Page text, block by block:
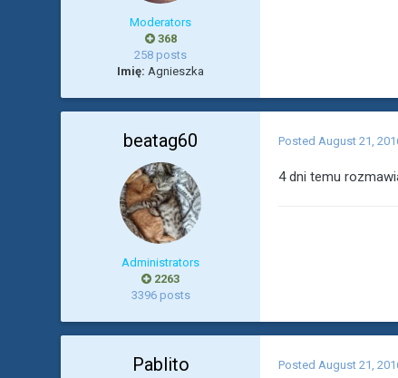
Moderators
368
258 posts
Imię: Agnieszka
beatag60
Administrators
2263
3396 posts
Posted August 21,
4 dni temu
Pablito Posted August 21,